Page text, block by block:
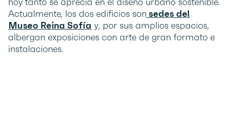
Actualmente, los dos edificios son sedes del
Museo Reina Sofía y, por sus amplios espacios,
albergan exposiciones con arte de gran formato e
instalaciones.